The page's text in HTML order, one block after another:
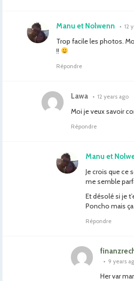
Manu et Nolwenn • 12
Trop facile les photos.
!!
Répondre
Lawa • 12 years ago
Moi je veux savoir
Répondre
Manu et
Je crois que ce
me semble
Et désolé si je
Poncho mais
Répondre
• 9 years
Her var